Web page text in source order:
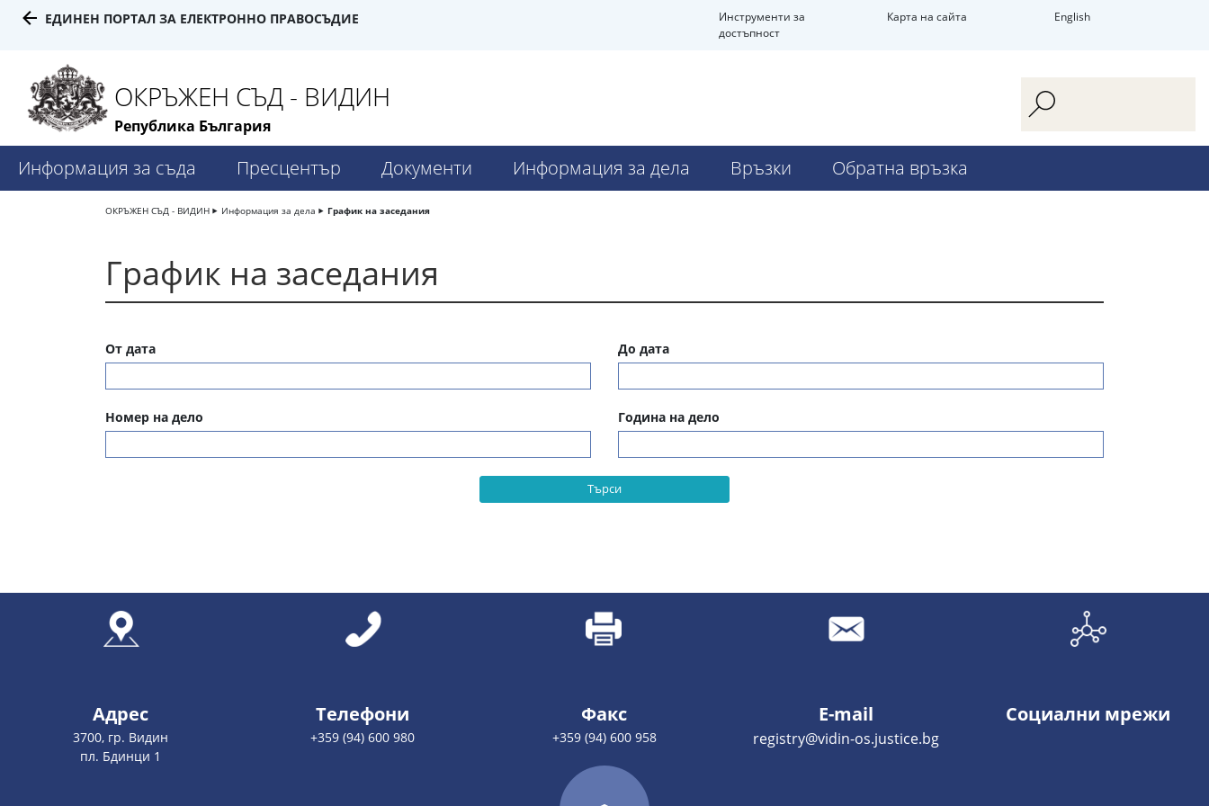
ЕДИНЕН ПОРТАЛ ЗА ЕЛЕКТРОННО ПРАВОСЪДИЕ
Инструменти за
достъпност
Карта на сайта English
ОКРЪЖЕН СЪД - ВИДИН
Република България
Информация за съда Пресцентър Документи Информация за дела Връзки Обратна връзка
ОКРЪЖЕН СЪД - ВИДИН Информация за дела График на заседания
График на заседания
От дата До дата
Номер на дело Година на дело
Търси
Адрес
3700, гр. Видин
пл. Бдинци 1
Телефони
+359 (94) 600 980
Факс
+359 (94) 600 958
E-mail
registry@vidin-os.justice.bg
Социални мрежи